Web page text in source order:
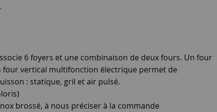
6 foyers et une combinaison de deux fours. Un four
four vertical multifonction électrique permet de
: statique, gril et air pulsé.
brossé, à nous préciser à la commande